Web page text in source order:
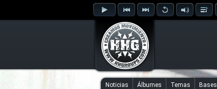
Noticias Álbumes Temas Bases